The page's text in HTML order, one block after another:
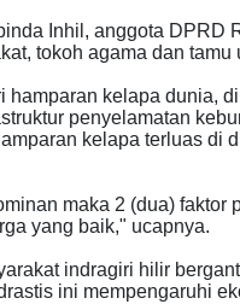
Inhil, anggota DPRD
tokoh agama dan tamu
kelapa dunia,
penyelamatan
kelapa terluas di
maka 2 (dua) faktor
yang baik," ucapnya.
indragiri hilir
ini mempengaruhi